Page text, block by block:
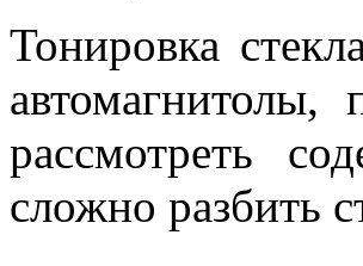
Тонировка
автомагнитолы,
рассмотреть
сложно разбить